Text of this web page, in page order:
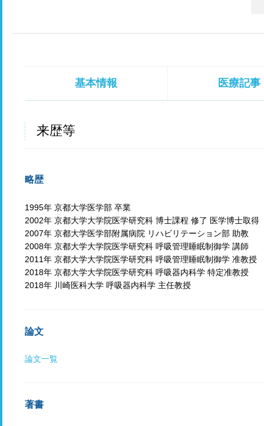
基本情報 医療記事
来歴等
略歴
1995年 京都大学医学部 卒業
2002年 京都大学大学院医学研究科 博士課程 修了 医学博士取得
2007年 京都大学医学部附属病院 リハビリテーション部 助教
2008年 京都大学大学院医学研究科 呼吸管理睡眠制御学 講師
2011年 京都大学大学院医学研究科 呼吸管理睡眠制御学 准教授
2018年 京都大学大学院医学研究科 呼吸器内科学 特定准教授
2018年 川崎医科大学 呼吸器内科学 主任教授
論文
論文一覧
著書